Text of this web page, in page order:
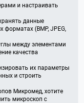
и настраивать
данные
(BMP, JPEG,
между элементами
качества
их параметры
и строить
Микромед, хотите
микроскоп с